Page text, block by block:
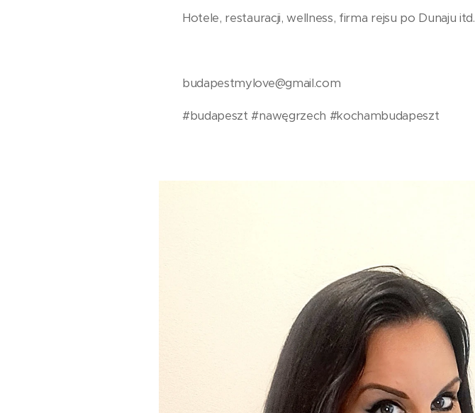
Hotele, restauracji, wellness, firma rejsu po Dunaju itd.
budapestmylove@gmail.com
#budapeszt #nawęgrzech #kochambudapeszt